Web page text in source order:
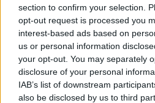
section to confirm your selection.
opt-out request is processed you
interest-based ads based on
us or personal information
your opt-out. You may separately
disclosure of your personal
IAB’s list of downstream
also be disclosed by us to third
Zmiana tabloetek z
Od prawie 5 lat
antykoncepcyjne
mam pęcherzyk/torbiel,
cm powiększyła się do 3
zasugerowała mi zmianę
Forum: